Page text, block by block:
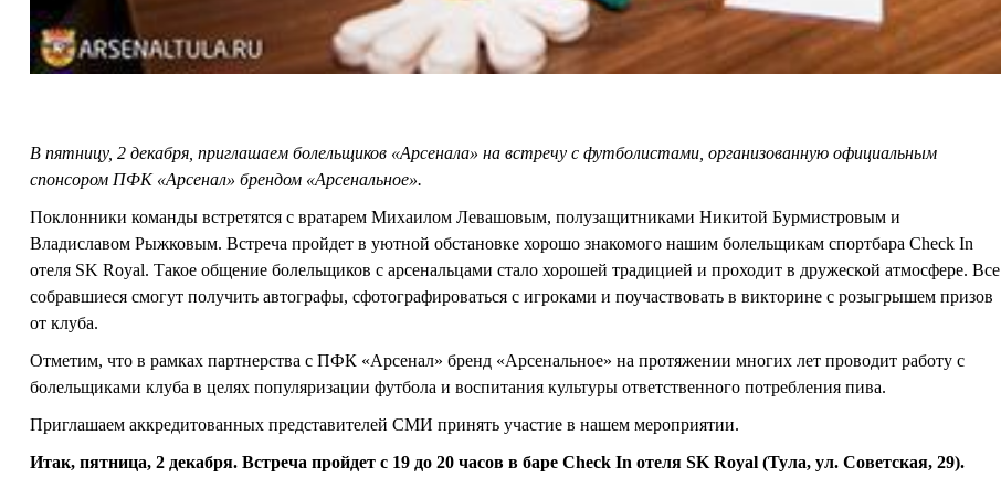
В пятницу, 2 декабря, приглашаем болельщиков «Арсенала» на встречу с футболистами, организованную официальным
спонсором ПФК «Арсенал» брендом «Арсенальное».
Поклонники команды встретятся с вратарем Михаилом Левашовым, полузащитниками Никитой Бурмистровым и
Владиславом Рыжковым. Встреча пройдет в уютной обстановке хорошо знакомого нашим болельщикам спортбара Check In
отеля SK Royal. Такое общение болельщиков с арсенальцами стало хорошей традицией и проходит в дружеской атмосфере. Все
собравшиеся смогут получить автографы, сфотографироваться с игроками и поучаствовать в викторине с розыгрышем призов
от клуба.
Отметим, что в рамках партнерства с ПФК «Арсенал» бренд «Арсенальное» на протяжении многих лет проводит работу с
болельщиками клуба в целях популяризации футбола и воспитания культуры ответственного потребления пива.
Приглашаем аккредитованных представителей СМИ принять участие в нашем мероприятии.
Итак, пятница, 2 декабря. Встреча пройдет с 19 до 20 часов в баре Check In отеля SK Royal (Тула, ул. Советская, 29).